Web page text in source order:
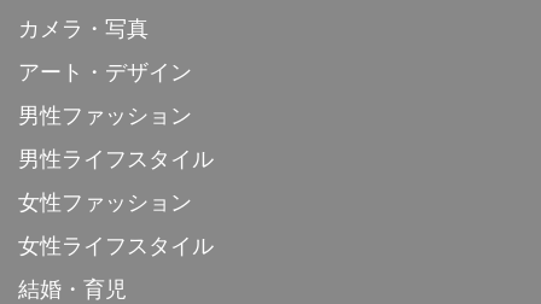
カメラ・写真
アート・デザイン
男性ファッション
男性ライフスタイル
女性ファッション
女性ライフスタイル
結婚・育児